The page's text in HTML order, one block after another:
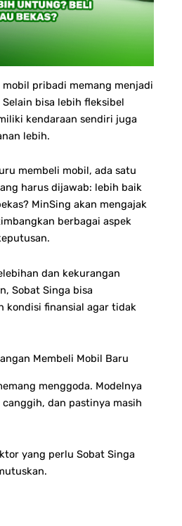
pribadi memang menjadi
bisa lebih fleksibel
kendaraan sendiri juga
lebih.
membeli mobil, ada satu
harus dijawab: lebih baik
MinSing akan mengajak
berbagai aspek
dan kekurangan
Sobat Singa bisa
kondisi finansial agar tidak
Membeli Mobil Baru
menggoda. Modelnya
dan pastinya masih
yang perlu Sobat Singa